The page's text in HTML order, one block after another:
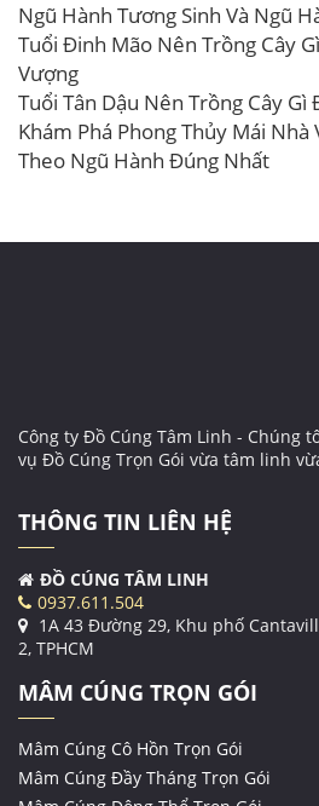
Ngũ Hành Tương Sinh Và Ngũ
Tuổi Đinh Mão Nên Trồng Cây
Vượng
Tuổi Tân Dậu Nên Trồng Cây Gì
Khám Phá Phong Thủy Mái Nhà
Theo Ngũ Hành Đúng Nhất
Công ty Đồ Cúng Tâm Linh - Chúng
vụ Đồ Cúng Trọn Gói vừa tâm linh
THÔNG TIN LIÊN HỆ
ĐỒ CÚNG TÂM LINH
0937.611.504
1A 43 Đường 29, Khu phố
2, TPHCM
MÂM CÚNG TRỌN GÓI
Mâm Cúng Cô Hồn Trọn Gói
Mâm Cúng Đầy Tháng Trọn Gói